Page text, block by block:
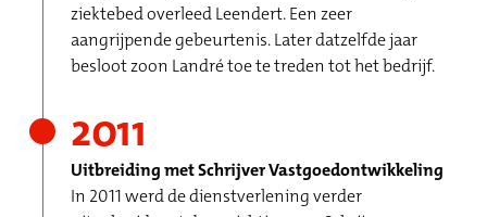
ziektebed overleed Leendert. Een zeer
aangrijpende gebeurtenis. Later datzelfde jaar
besloot zoon Landré toe te treden tot het bedrijf.
2011
Uitbreiding met Schrijver Vastgoedontwikkeling
In 2011 werd de dienstverlening verder